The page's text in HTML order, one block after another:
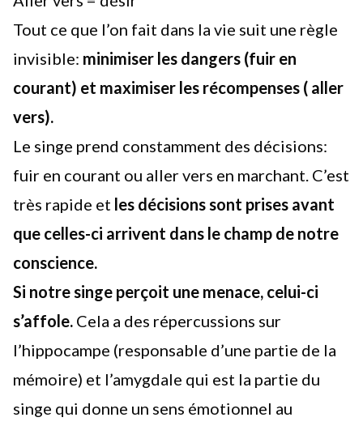
Tout ce que l’on fait dans la vie suit une règle
invisible: minimiser les dangers (fuir en
courant) et maximiser les récompenses ( aller
vers).
Le singe prend constamment des décisions:
fuir en courant ou aller vers en marchant. C’est
très rapide et les décisions sont prises avant
que celles-ci arrivent dans le champ de notre
conscience.
Si notre singe perçoit une menace, celui-ci
s’affole. Cela a des répercussions sur
l’hippocampe (responsable d’une partie de la
mémoire) et l’amygdale qui est la partie du
singe qui donne un sens émotionnel au